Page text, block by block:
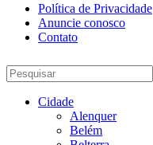
Política de Privacidade
Anuncie conosco
Contato
Cidade
Alenquer
Belém